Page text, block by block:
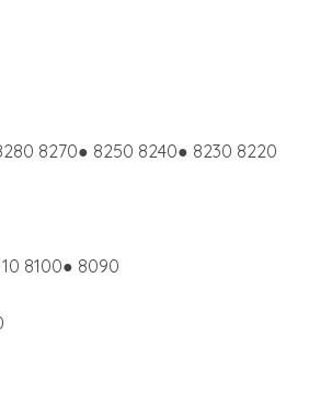
8270● 8250 8240● 8230 8220
8100● 8090